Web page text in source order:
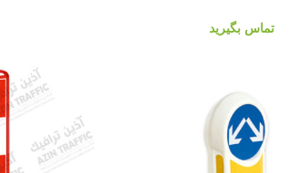
تماس بگیرید